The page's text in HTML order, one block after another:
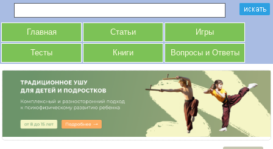
Главная Статьи Игры
Тесты Книги Вопросы и Ответы